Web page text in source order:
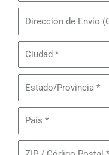
Pares
de
Lote#
MB26
-
Zapatos
Finos
Femeninos
Envío